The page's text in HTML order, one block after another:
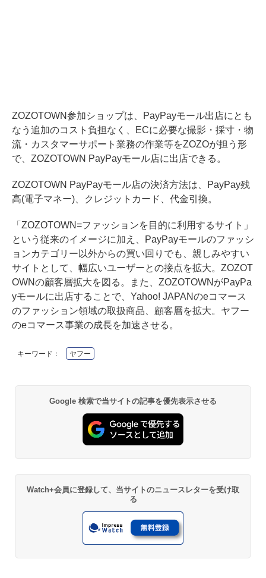
ZOZOTOWN参加ショップは、PayPayモール出店にとも
なう追加のコスト負担なく、ECに必要な撮影・採寸・物
流・カスタマーサポート業務の作業等をZOZOが担う形
で、ZOZOTOWN PayPayモール店に出店できる。
ZOZOTOWN PayPayモール店の決済方法は、PayPay残
高(電子マネー)、クレジットカード、代金引換。
「ZOZOTOWN=ファッションを目的に利用するサイト」
という従来のイメージに加え、PayPayモールのファッシ
ョンカテゴリー以外からの買い回りでも、親しみやすい
サイトとして、幅広いユーザーとの接点を拡大。ZOZOT
OWNの顧客層拡大を図る。また、ZOZOTOWNがPayPa
yモールに出店することで、Yahoo! JAPANのeコマース
のファッション領域の取扱商品、顧客層を拡大。ヤフー
のeコマース事業の成長を加速させる。
キーワード： ヤフー
Google 検索で当サイトの記事を優先表示させる
Watch+会員に登録して、当サイトのニュースレターを受け取
る